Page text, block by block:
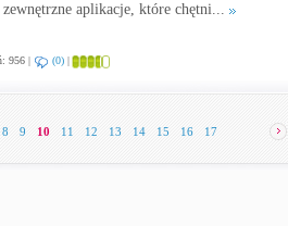
aplikacje, które chętni...
956 | (0) |
8 9 10 11 12 13 14 15 16 17